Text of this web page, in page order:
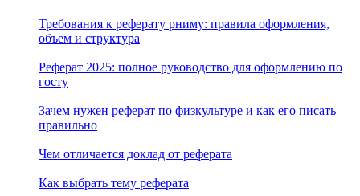
Требования к реферату рниму: правила оформления,
объем и структура
Реферат 2025: полное руководство для оформлению по
госту
Зачем нужен реферат по физкультуре и как его писать
правильно
Чем отличается доклад от реферата
Как выбрать тему реферата